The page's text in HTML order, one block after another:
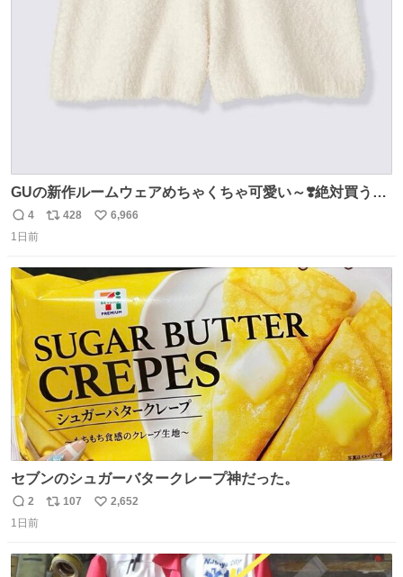
GUの新作ルームウェアめちゃくちゃ可愛い～❣️絶対買うぞ
🪿🤍 9月下旬発売🪄
返
信
4
リ
ト
数
428
い
数
6,966
1日前
セブンのシュガーバタークレープ神だった。
返
信
2
リ
ト
107
い
数
2,652
1日前